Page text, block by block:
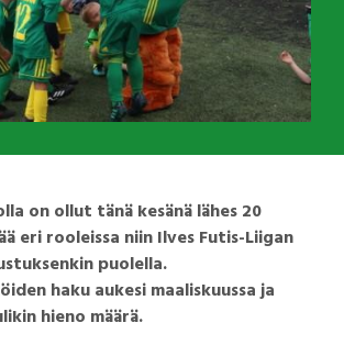
on ollut tänä kesänä lähes 20
eri rooleissa niin Ilves Futis-Liigan
puolella.
haku aukesi maaliskuussa ja
hieno määrä.